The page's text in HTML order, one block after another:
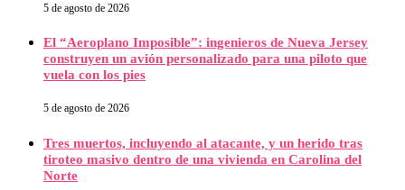
5 de agosto de 2026
El “Aeroplano Imposible”: ingenieros de Nueva Jersey
construyen un avión personalizado para una piloto que
vuela con los pies
5 de agosto de 2026
Tres muertos, incluyendo al atacante, y un herido tras
tiroteo masivo dentro de una vivienda en Carolina del
Norte